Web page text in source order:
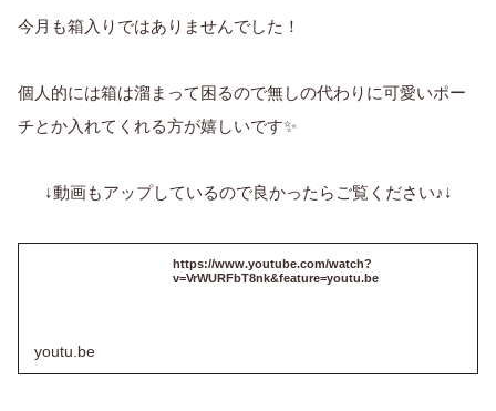
今月も箱入りではありませんでした！
個人的には箱は溜まって困るので無しの代わりに可愛いポー
チとか入れてくれる方が嬉しいです✨
↓動画もアップしているので良かったらご覧ください♪↓
https://www.youtube.com/watch?
v=VrWURFbT8nk&feature=youtu.be
youtu.be